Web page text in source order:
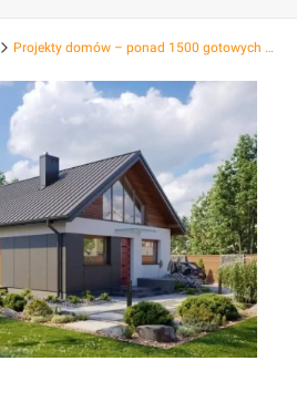
Projekty domów – ponad 1500 gotowych projektów